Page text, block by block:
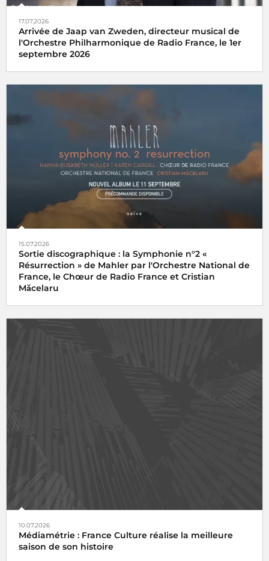
17.07.2026
Arrivée de Jaap van Zweden, directeur musical de
l'Orchestre Philharmonique de Radio France, le 1er
septembre 2026
15.07.2026
Sortie discographique : la Symphonie n°2 «
Résurrection » de Mahler par l'Orchestre National de
France, le Chœur de Radio France et Cristian
Măcelaru
10.07.2026
Médiamétrie : France Culture réalise la meilleure
saison de son histoire